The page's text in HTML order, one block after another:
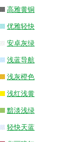
高雅黄铜
优雅轻快
安卓灰绿
浅蓝导航
浅灰橙色
浅红浅黄
黯淡浅绿
轻快天蓝